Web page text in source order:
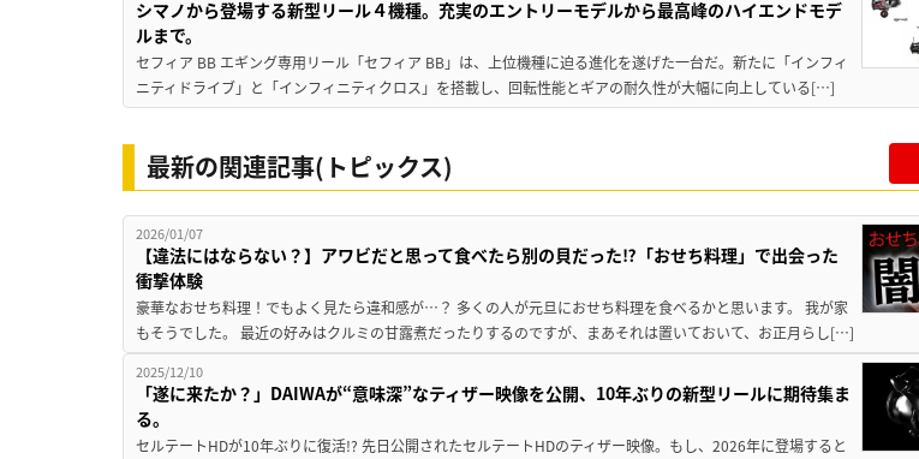
シマノから登場する新型リール４機種。充実のエントリーモデルから最高峰のハイエンドモデ
ルまで。
セフィア BB エギング専用リール「セフィア BB」は、上位機種に迫る進化を遂げた一台だ。新たに「インフィ
ニティドライブ」と「インフィニティクロス」を搭載し、回転性能とギアの耐久性が大幅に向上している[…]
最新の関連記事(トピックス)
2026/01/07
【違法にはならない？】アワビだと思って食べたら別の貝だった⁉「おせち料理」で出会った
衝撃体験
豪華なおせち料理！でもよく見たら違和感が…？ 多くの人が元旦におせち料理を食べるかと思います。 我が家
もそうでした。 最近の好みはクルミの甘露煮だったりするのですが、まあそれは置いておいて、お正月らし[…]
2025/12/10
「遂に来たか？」DAIWAが“意味深”なティザー映像を公開、10年ぶりの新型リールに期待集ま
る。
セルテートHDが10年ぶりに復活!? 先日公開されたセルテートHDのティザー映像。もし、2026年に登場すると